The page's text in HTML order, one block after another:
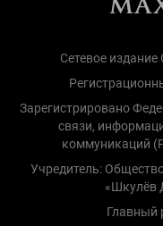
Сетевое
Зарегистрировано
связи,
коммуникаций
Учредитель:
«Шкулёв
Главный